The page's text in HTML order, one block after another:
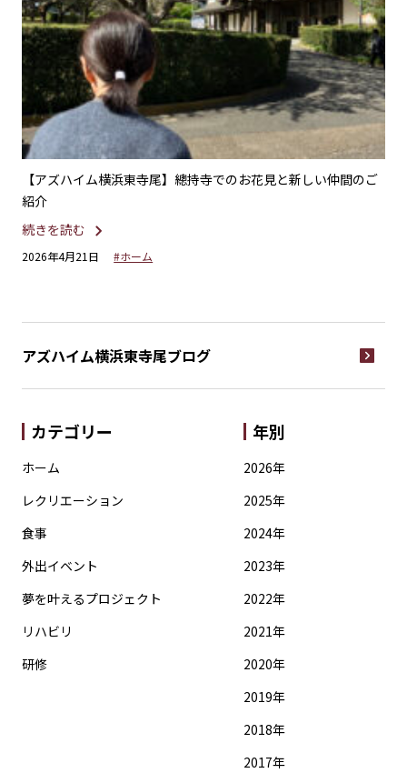
【アズハイム横浜東寺尾】總持寺でのお花見と新しい仲間のご
紹介
続きを読む
2026年4月21日 #ホーム
アズハイム横浜東寺尾ブログ
カテゴリー
ホーム
レクリエーション
食事
外出イベント
夢を叶えるプロジェクト
リハビリ
研修
年別
2026年
2025年
2024年
2023年
2022年
2021年
2020年
2019年
2018年
2017年